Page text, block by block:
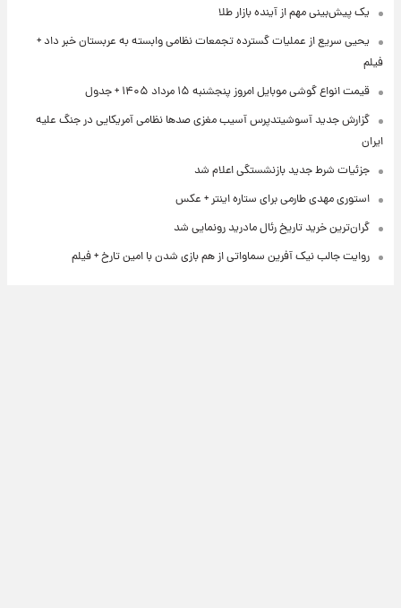
یک پیش‌بینی مهم از آینده بازار طلا
یحیی سریع از عملیات گسترده تجمعات نظامی وابسته به عربستان خبر داد +
فیلم
قیمت انواع گوشی موبایل امروز پنجشنبه ۱۵ مرداد ۱۴۰۵ + جدول
گزارش جدید آسوشیتدپرس آسیب مغزی صدها نظامی آمریکایی در جنگ علیه
ایران
جزئیات شرط جدید بازنشستگی اعلام شد
استوری مهدی طارمی برای ستاره اینتر + عکس
گران‌ترین خرید تاریخ رئال مادرید رونمایی شد
روایت جالب نیک آفرین سماواتی از هم بازی شدن با امین تارخ + فیلم